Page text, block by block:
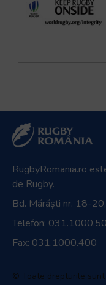
RugbyRomania.ro
de Rugby.
Bd. Mărăști nr. 18-
Telefon:
Fax: 031.1000.400
© Toate drepturile sunt